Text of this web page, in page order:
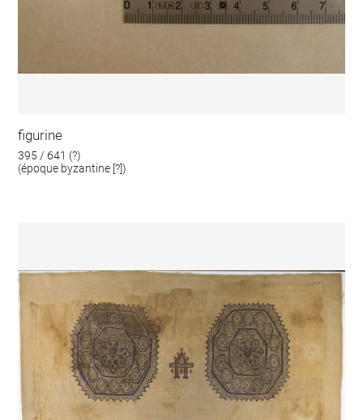
figurine
395 / 641 (?)
(époque byzantine [?])